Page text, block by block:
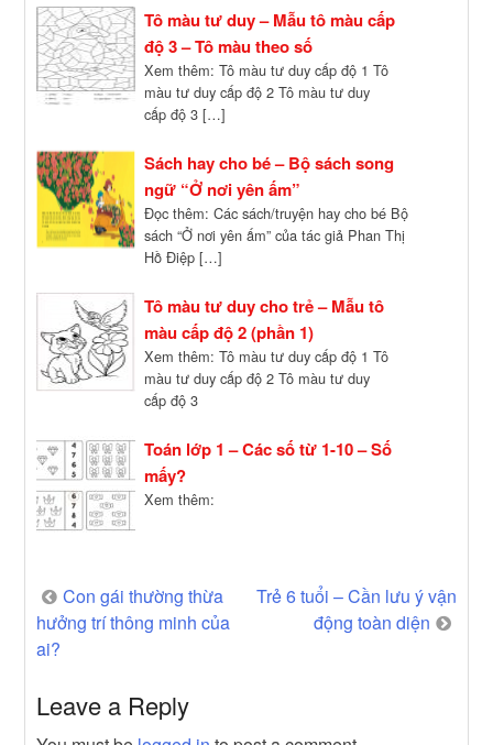
Tô màu tư duy – Mẫu tô màu cấp
độ 3 – Tô màu theo số
Xem thêm: Tô màu tư duy cấp độ 1 Tô
màu tư duy cấp độ 2 Tô màu tư duy
cấp độ 3 […]
Sách hay cho bé – Bộ sách song
ngữ “Ở nơi yên ấm”
Đọc thêm: Các sách/truyện hay cho bé Bộ
sách “Ở nơi yên ấm” của tác giả Phan Thị
Hồ Điệp […]
Tô màu tư duy cho trẻ – Mẫu tô
màu cấp độ 2 (phần 1)
Xem thêm: Tô màu tư duy cấp độ 1 Tô
màu tư duy cấp độ 2 Tô màu tư duy
cấp độ 3
Toán lớp 1 – Các số từ 1-10 – Số
mấy?
Xem thêm:
Post
navigation
Con gái thường thừa
hưởng trí thông minh của
ai?
Trẻ 6 tuổi – Cần lưu ý vận
động toàn diện
Leave a Reply